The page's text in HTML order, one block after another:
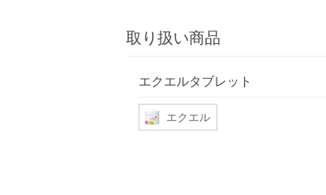
取り扱い商品
エクエルタブレット
エクエル